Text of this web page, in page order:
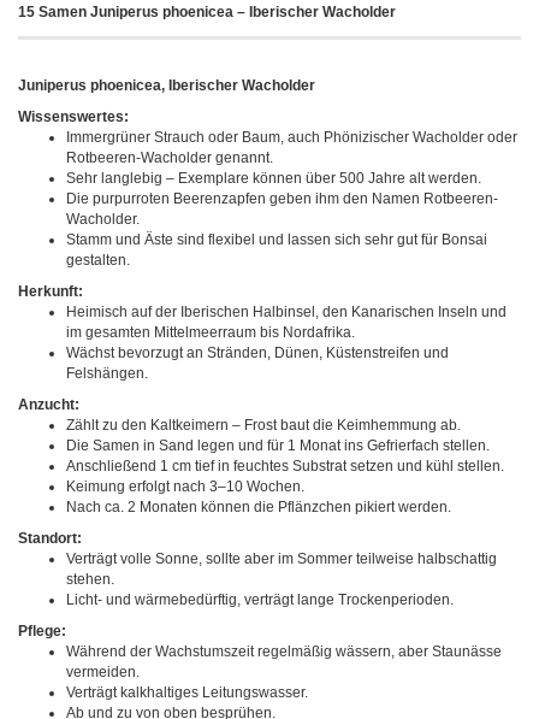
15 Samen Juniperus phoenicea – Iberischer Wacholder
Juniperus phoenicea, Iberischer Wacholder
Wissenswertes:
Immergrüner Strauch oder Baum, auch Phönizischer Wacholder oder
Rotbeeren-Wacholder genannt.
Sehr langlebig – Exemplare können über 500 Jahre alt werden.
Die purpurroten Beerenzapfen geben ihm den Namen Rotbeeren-
Wacholder.
Stamm und Äste sind flexibel und lassen sich sehr gut für Bonsai
gestalten.
Herkunft:
Heimisch auf der Iberischen Halbinsel, den Kanarischen Inseln und
im gesamten Mittelmeerraum bis Nordafrika.
Wächst bevorzugt an Stränden, Dünen, Küstenstreifen und
Felshängen.
Anzucht:
Zählt zu den Kaltkeimern – Frost baut die Keimhemmung ab.
Die Samen in Sand legen und für 1 Monat ins Gefrierfach stellen.
Anschließend 1 cm tief in feuchtes Substrat setzen und kühl stellen.
Keimung erfolgt nach 3–10 Wochen.
Nach ca. 2 Monaten können die Pflänzchen pikiert werden.
Standort:
Verträgt volle Sonne, sollte aber im Sommer teilweise halbschattig
stehen.
Licht- und wärmebedürftig, verträgt lange Trockenperioden.
Pflege:
Während der Wachstumszeit regelmäßig wässern, aber Staunässe
vermeiden.
Verträgt kalkhaltiges Leitungswasser.
Ab und zu von oben besprühen.